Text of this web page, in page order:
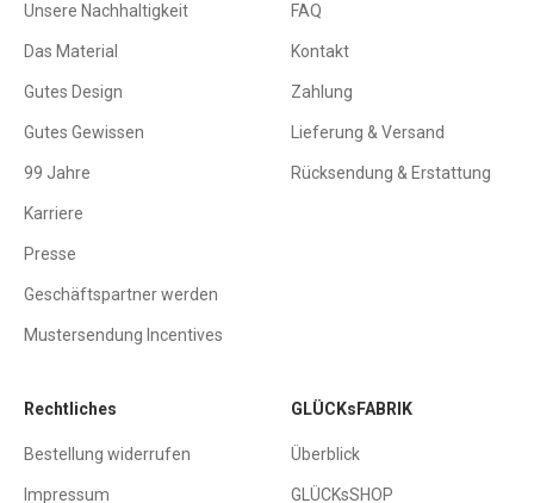
Unsere Nachhaltigkeit
Das Material
Gutes Design
Gutes Gewissen
99 Jahre
Karriere
Presse
Geschäftspartner werden
Mustersendung Incentives
FAQ
Kontakt
Zahlung
Lieferung & Versand
Rücksendung & Erstattung
Rechtliches
Bestellung widerrufen
Impressum
GLÜCKsFABRIK
Überblick
GLÜCKsSHOP